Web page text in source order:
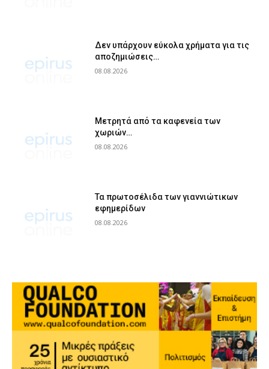
Δεν υπάρχουν εύκολα χρήματα για τις
αποζημιώσεις…
08.08.2026
Μετρητά από τα καφενεία των
χωριών…
08.08.2026
Τα πρωτοσέλιδα των γιαννιώτικων
εφημερίδων
08.08.2026